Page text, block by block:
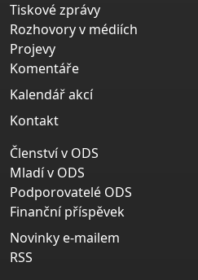
Tiskové zprávy
Rozhovory v médiích
Projevy
Komentáře
Kalendář akcí
Kontakt
Členství v ODS
Mladí v ODS
Podporovatelé ODS
Finanční příspěvek
Novinky e-mailem
RSS